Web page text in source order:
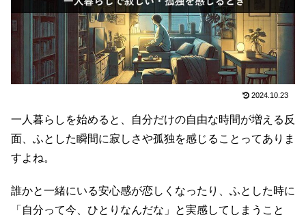
2024.10.23
一人暮らしを始めると、自分だけの自由な時間が増える反
面、ふとした瞬間に寂しさや孤独を感じることってありま
すよね。
誰かと一緒にいる安心感が恋しくなったり、ふとした時に
「自分って今、ひとりなんだな」と実感してしまうこと